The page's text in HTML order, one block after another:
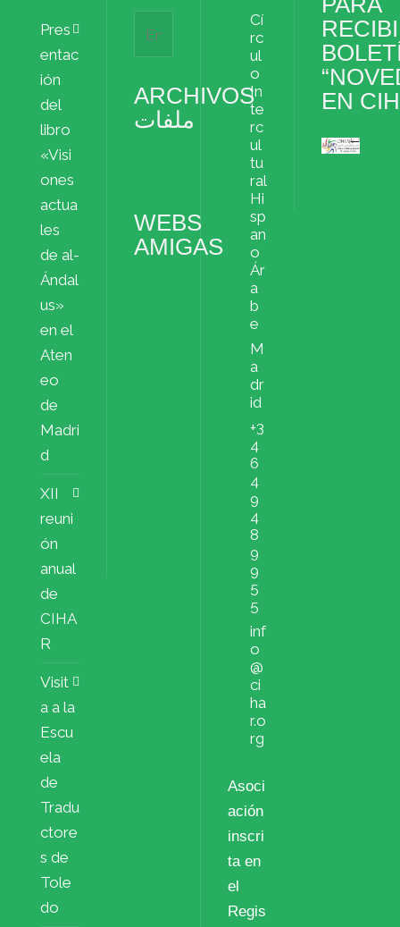
Pres
entac
ión
del
libro
«Visi
ones
actua
les
de al-
Ándal
us»
en el
Aten
eo
de
Madri
d
XII
reuni
ón
anual
de
CIHA
R
Visit
a a la
Escu
ela
de
Tradu
ctore
s de
Tole
do
ARCHIVOS
ملفات
WEBS
AMIGAS
Cí
rc
ul
o
In
te
rc
ul
tu
ral
Hi
sp
an
o
Ár
a
b
e
M
a
dr
id
+3
4
6
4
9
4
8
9
9
5
5
inf
o
@
ci
ha
r.o
rg
Asoci
ación
inscri
ta en
el
Regis
EN